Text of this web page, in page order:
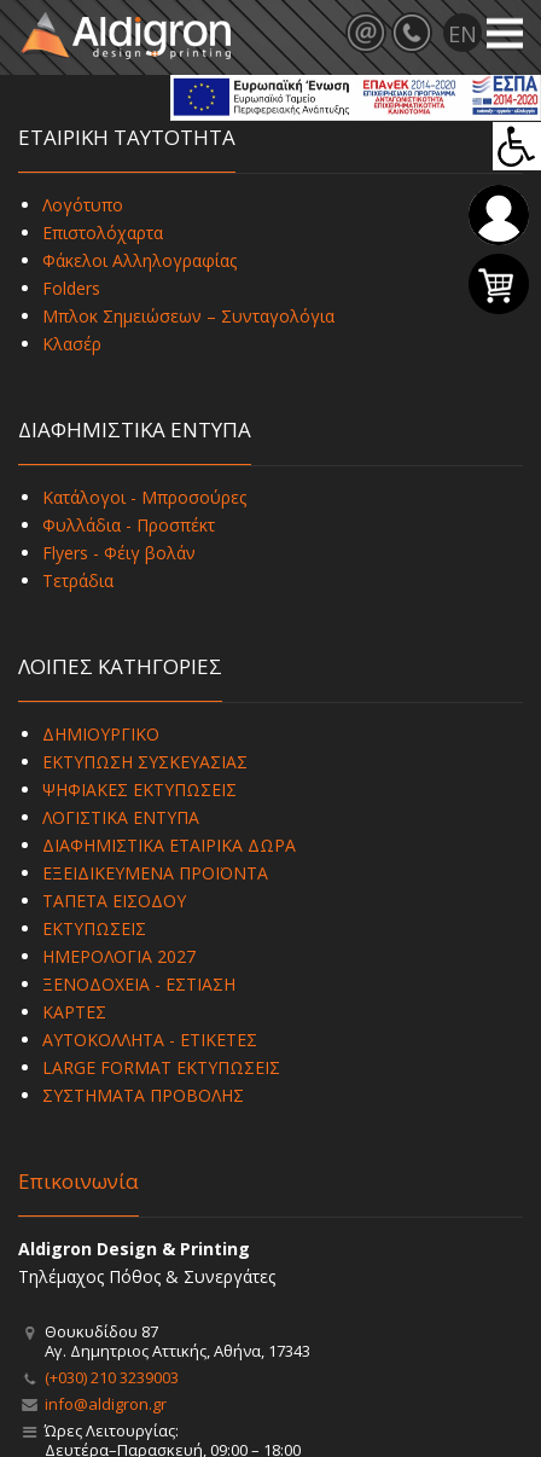
ΕΤΑΙΡΙΚΗ ΤΑΥΤΟΤΗΤΑ
Λογότυπο
Επιστολόχαρτα
Φάκελοι Αλληλογραφίας
Folders
Μπλοκ Σημειώσεων – Συνταγολόγια
Κλασέρ
ΔΙΑΦΗΜΙΣΤΙΚΑ ΕΝΤΥΠΑ
Κατάλογοι - Μπροσούρες
Φυλλάδια - Προσπέκτ
Flyers - Φέιγ βολάν
Τετράδια
ΛΟΙΠΕΣ ΚΑΤΗΓΟΡΙΕΣ
ΔΗΜΙΟΥΡΓΙΚΟ
ΕΚΤΥΠΩΣΗ ΣΥΣΚΕΥΑΣΙΑΣ
ΨΗΦΙΑΚΕΣ ΕΚΤΥΠΩΣΕΙΣ
ΛΟΓΙΣΤΙΚΑ ΕΝΤΥΠΑ
ΔΙΑΦΗΜΙΣΤΙΚΑ ΕΤΑΙΡΙΚΑ ΔΩΡΑ
ΕΞΕΙΔΙΚΕΥΜΕΝΑ ΠΡΟΪΟΝΤΑ
ΤΑΠΕΤΑ ΕΙΣΟΔΟΥ
ΕΚΤΥΠΩΣΕΙΣ
ΗΜΕΡΟΛΟΓΙΑ 2027
ΞΕΝΟΔΟΧΕΙΑ - ΕΣΤΙΑΣΗ
ΚΑΡΤΕΣ
ΑΥΤΟΚΟΛΛΗΤΑ - ΕΤΙΚΕΤΕΣ
LARGE FORMAT ΕΚΤΥΠΩΣΕΙΣ
ΣΥΣΤΗΜΑΤΑ ΠΡΟΒΟΛΗΣ
Επικοινωνία
Aldigron Design & Printing
Τηλέμαχος Πόθος & Συνεργάτες
Θουκυδίδου 87
Αγ. Δημητριος Αττικής, Αθήνα, 17343
(+030) 210 3239003
info@aldigron.gr
Ώρες Λειτουργίας:
Δευτέρα–Παρασκευή, 09:00 – 18:00